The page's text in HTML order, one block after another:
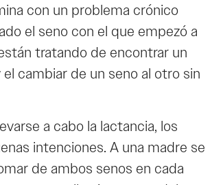
con un problema crónico
el seno con el que empezó a
tratando de encontrar un
cambiar de un seno al otro sin
a cabo la lactancia, los
intenciones. A una madre se
de ambos senos en cada